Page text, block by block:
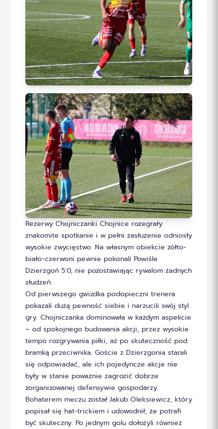
Rezerwy Chojniczanki Chojnice rozegrały
znakomite spotkanie i w pełni zasłużenie odniosły
wysokie zwycięstwo. Na własnym obiekcie żółto-
biało-czerwoni pewnie pokonali Powiśle
Dzierzgoń 5:0, nie pozostawiając rywalom żadnych
złudzeń.
Od pierwszego gwizdka podopieczni trenera
pokazali dużą pewność siebie i narzucili swój styl
gry. Chojniczanka dominowała w każdym aspekcie
– od spokojnego budowania akcji, przez wysokie
tempo rozgrywania piłki, aż po skuteczność pod
bramką przeciwnika. Goście z Dzierzgonia starali
się odpowiadać, ale ich pojedyncze akcje nie
były w stanie poważnie zagrozić dobrze
zorganizowanej defensywie gospodarzy.
Bohaterem meczu został Jakub Oleksiewicz, który
popisał się hat-trickiem i udowodnił, że potrafi
być skuteczny. Po jednym golu dołożyli również